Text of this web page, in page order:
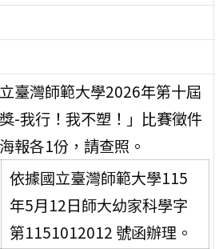
臺灣師範大學2026年第十屆
獎-我行！我不塑！」比賽徵件
報各1份，請查照。
依據國立臺灣師範大學115
年5月12日師大幼家科學字
第1151012012 號函辦理。